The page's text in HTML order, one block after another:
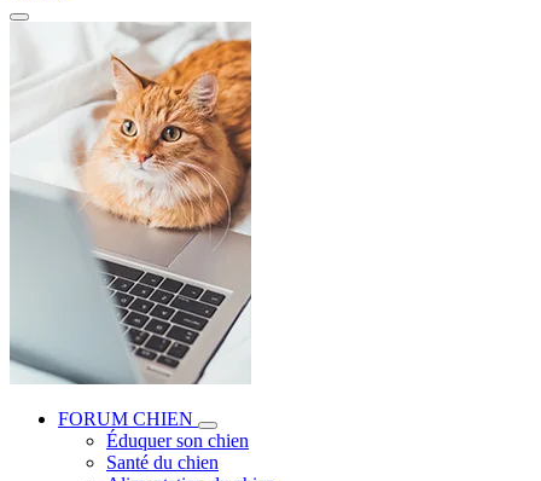
FORUM CHIEN
Éduquer son chien
Santé du chien